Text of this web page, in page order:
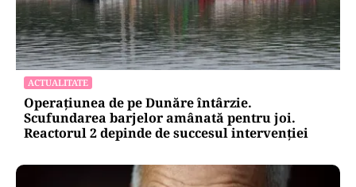
ACTUALITATE
Operațiunea de pe Dunăre întârzie.
Scufundarea barjelor amânată pentru joi.
Reactorul 2 depinde de succesul intervenției